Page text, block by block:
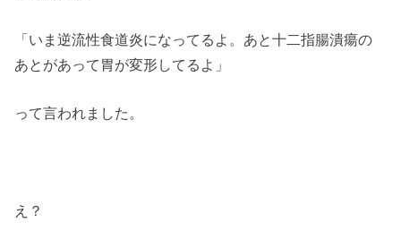
「いま逆流性食道炎になってるよ。あと十二指腸潰瘍の
あとがあって胃が変形してるよ」
って言われました。
え？